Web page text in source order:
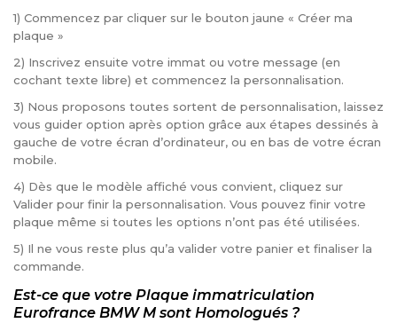
1) Commencez par cliquer sur le bouton jaune « Créer ma
plaque »
2) Inscrivez ensuite votre immat ou votre message (en
cochant texte libre) et commencez la personnalisation.
3) Nous proposons toutes sortent de personnalisation, laissez
vous guider option après option grâce aux étapes dessinés à
gauche de votre écran d’ordinateur, ou en bas de votre écran
mobile.
4) Dès que le modèle affiché vous convient, cliquez sur
Valider pour finir la personnalisation. Vous pouvez finir votre
plaque même si toutes les options n’ont pas été utilisées.
5) Il ne vous reste plus qu’a valider votre panier et finaliser la
commande.
Est-ce que votre Plaque immatriculation
Eurofrance BMW M sont Homologués ?